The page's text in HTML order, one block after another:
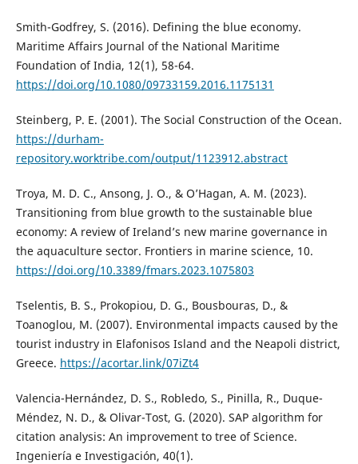
Smith-Godfrey, S. (2016). Defining the blue economy.
Maritime Affairs Journal of the National Maritime
Foundation of India, 12(1), 58-64.
https://doi.org/10.1080/09733159.2016.1175131
Steinberg, P. E. (2001). The Social Construction of the Ocean.
https://durham-
repository.worktribe.com/output/1123912.abstract
Troya, M. D. C., Ansong, J. O., & O’Hagan, A. M. (2023).
Transitioning from blue growth to the sustainable blue
economy: A review of Ireland’s new marine governance in
the aquaculture sector. Frontiers in marine science, 10.
https://doi.org/10.3389/fmars.2023.1075803
Tselentis, B. S., Prokopiou, D. G., Bousbouras, D., &
Toanoglou, M. (2007). Environmental impacts caused by the
tourist industry in Elafonisos Island and the Neapoli district,
Greece. https://acortar.link/07iZt4
Valencia-Hernández, D. S., Robledo, S., Pinilla, R., Duque-
Méndez, N. D., & Olivar-Tost, G. (2020). SAP algorithm for
citation analysis: An improvement to tree of Science.
Ingeniería e Investigación, 40(1).